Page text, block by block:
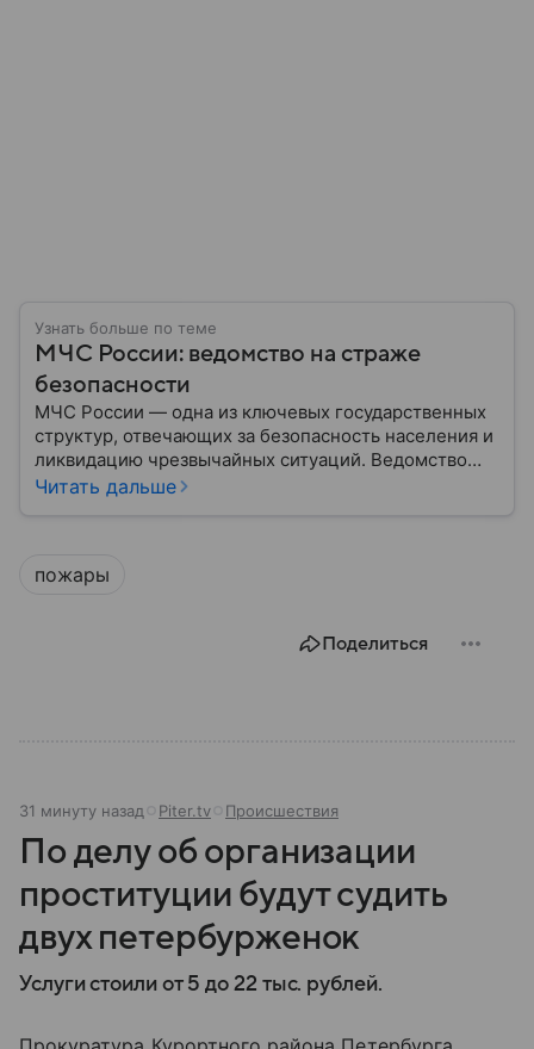
Узнать больше по теме
МЧС России: ведомство на страже
безопасности
МЧС России — одна из ключевых государственных
структур, отвечающих за безопасность населения и
ликвидацию чрезвычайных ситуаций. Ведомство
играет важную роль в защите граждан от
задачи выполняет и какую роль играет в
Читать дальше
пожары
Поделиться
31 минуту назад Piter.tv Происшествия
По делу об организации
проституции будут судить
двух петербурженок
Услуги стоили от 5 до 22 тыс. рублей.